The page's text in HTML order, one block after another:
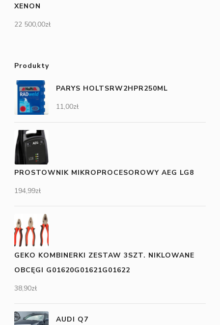
XENON
22 500,00zł
Produkty
PARYS HOLTSRW2HPR250ML
11,00zł
PROSTOWNIK MIKROPROCESOROWY AEG LG8
194,99zł
GEKO KOMBINERKI ZESTAW 3SZT. NIKLOWANE
OBCĘGI G01620G01621G01622
38,90zł
AUDI Q7